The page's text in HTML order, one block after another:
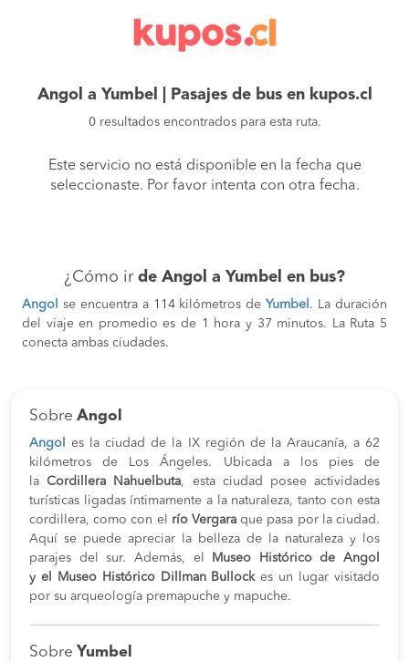
Angol a Yumbel | Pasajes de bus en kupos.cl
0 resultados encontrados para esta ruta.
Este servicio no está disponible en la fecha que
seleccionaste. Por favor intenta con otra fecha.
¿Cómo ir de Angol a Yumbel en bus?
Angol se encuentra a 114 kilómetros de Yumbel . La duración
del viaje en promedio es de 1 hora y 37 minutos. La Ruta 5
conecta ambas ciudades.
Sobre Angol
Angol
es la ciudad de la IX región de la Araucanía, a 62
kilómetros de Los Ángeles. Ubicada a los pies de
la Cordillera Nahuelbuta, esta ciudad posee actividades
turísticas ligadas íntimamente a la naturaleza, tanto con esta
cordillera, como con el río Vergara que pasa por la ciudad.
Aquí se puede apreciar la belleza de la naturaleza y los
parajes del sur. Además, el
Museo Histórico de Angol
y el
Museo Histórico Dillman Bullockes un lugar visitado
por su arqueología premapuche y mapuche.
Sobre Yumbel